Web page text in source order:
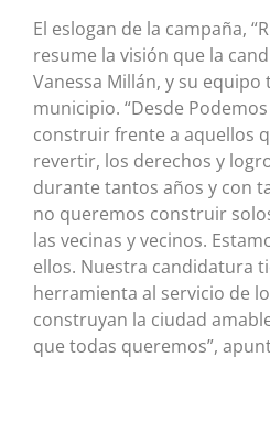
El eslogan de la campaña,
resume la visión que la
Vanessa Millán, y su equipo
municipio. “Desde
construir frente a aquellos
revertir, los derechos y
durante tantos años y con
no queremos construir
las vecinas y vecinos.
ellos. Nuestra candidatura
herramienta al servicio de
construyan la ciudad
que todas queremos”,